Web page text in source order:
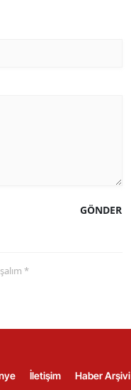
GÖNDER
*
İletişim Haber Arşivi